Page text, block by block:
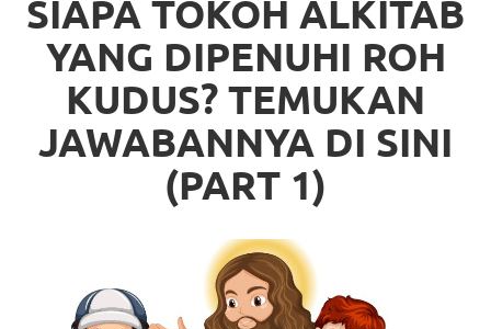
SIAPA TOKOH ALKITAB
YANG DIPENUHI ROH
KUDUS? TEMUKAN
JAWABANNYA DI SINI
(PART 1)